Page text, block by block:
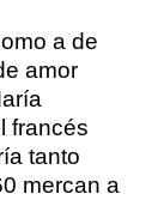
a de
amor
francés
tanto
mercan a